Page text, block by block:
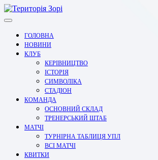
Перейти
до
ГОЛОВНА
НОВИНИ
КЛУБ
КЕРІВНИЦТВО
ІСТОРІЯ
СИМВОЛІКА
СТАДІОН
КОМАНДА
ОСНОВНИЙ СКЛАД
ТРЕНЕРСЬКИЙ ШТАБ
МАТЧІ
ТУРНІРНА ТАБЛИЦЯ УПЛ
ВСІ МАТЧІ
КВИТКИ